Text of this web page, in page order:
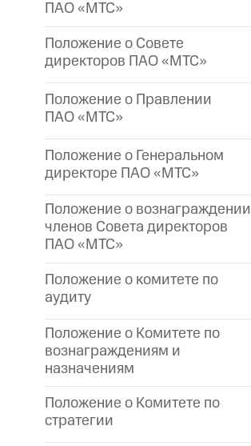
ПАО «МТС»
Положение о Совете
директоров ПАО «МТС»
Положение о Правлении
ПАО «МТС»
Положение о Генеральном
директоре ПАО «МТС»
Положение о вознаграждении
членов Совета директоров
ПАО «МТС»
Положение о комитете по
аудиту
Положение о Комитете по
вознаграждениям и
назначениям
Положение о Комитете по
стратегии